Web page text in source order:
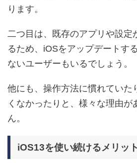
ります。
二つ目は、既存のアプリや設定
るため、iOSをアップデートす
ないユーザーもいるでしょう。
他にも、操作方法に慣れていた
くなかったりと、様々な理由が
ん。
iOS13を使い続けるメリット